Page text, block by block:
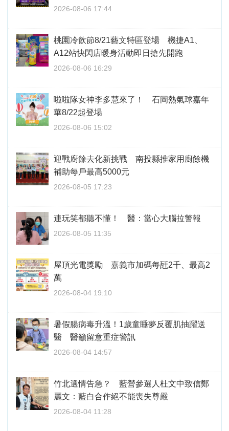
2026-08-06 17:44
桃園冷飲節8/21藝文特區登場 機捷A1、
A12站快閃店暖身活動即日搶先開跑
2026-08-06 16:29
啦啦隊女神李多慧來了！ 石岡熱氣球嘉年
華8/22起登場
2026-08-06 15:02
迎戰廚餘去化新挑戰 南投縣推家用廚餘機
補助每戶最高5000元
2026-08-05 17:23
連玩笑都聽不懂！ 醫：當心大腦拉警報
2026-08-05 11:35
屋頂光電獎勵 嘉義市加碼每瓩2千、最高2
萬
2026-08-04 19:10
暑假腸病毒升溫！1歲童睡夢反覆肌抽躍送
醫 醫籲留意重症警訊
2026-08-04 14:57
竹北選情告急？ 藍營參選人杜文中致信鄭
麗文：藍白合作絕不能喪失尊嚴
2026-08-04 11:28